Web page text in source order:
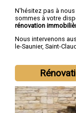
N'hésitez pas à
sommes à votre
rénovation
Nous intervenons
le-Saunier, Saint-